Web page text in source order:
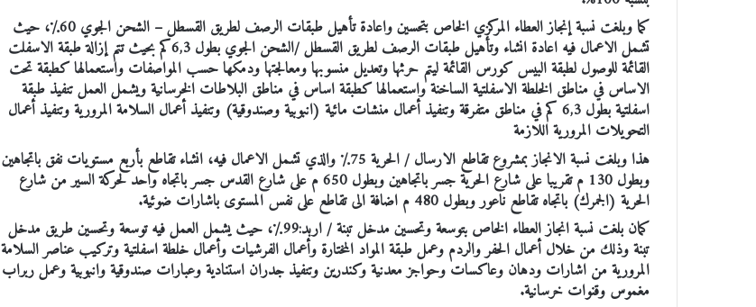
كما وبلغت نسبة إنجاز العطاء المركزي الخاص بتحسين واعادة تأهيل طبقات الرصف لطريق القسطل – الشحن الجوي 60٪، حيث
تشمل الاعمال فيه اعادة انشاء وتأهيل طبقات الرصف لطريق القسطل /الشحن الجوي بطول 6,3كم بحيث تتم إزالة طبقة الاسفلت
القائمة للوصول لطبقة البيس كورس القائمة ليتم حرثها وتعديل منسوبها ومعالجتها ودمكها حسب المواصفات واستعمالها كطبقة تحت
الاساس في مناطق الخلطة الاسفلتية الساخنة واستعمالها كطبقة اساس في مناطق البلاطات الخرسانية ويشمل العمل تنفيذ طبقة
اسفلتية بطول 6,3 كم في مناطق متفرقة وتنفيذ أعمال منشات مائية (انبوبية وصندوقية) وتنفيذ أعمال السلامة المرورية وتنفيذ أعمال
التحويلات المرورية اللازمة
هذا وبلغت نسبة الانجاز بمشروع تقاطع الارسال / الحرية 75٪ والذي تشمل الاعمال فيه، انشاء تقاطع بأربع مستويات نفق باتجاهين
وبطول 130 م تقريبا على شارع الحرية جسر باتجاهين وبطول 650 م على شارع القدس جسر باتجاه واحد لحركة السير من شارع
الحرية (الجمرك) باتجاه تقاطع ناعور وبطول 480 م اضافة الى تقاطع على نفس المستوى باشارات ضوئية.
كمان بلغت نسبة انجاز العطاء الخاص بتوسعة وتحسين مدخل تبنة / اربد:99٪، حيث يشمل العمل فيه توسعة وتحسين طريق مدخل
تبنة وذلك من خلال أعمال الحفر والردم وعمل طبقة المواد المختارة وأعمال الفرشيات وأعمال خلطة اسفلتية وتركيب عناصر السلامة
المرورية من اشارات ودهان وعاكسات وحواجز معدنية وكندرين وتنفيذ جدران استنادية وعبارات صندوقية وانبوبية وعمل ربراب
مغموس وقنوات خرسانية.